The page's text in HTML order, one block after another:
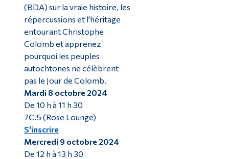
(BDA) sur la vraie histoire, les
répercussions et l'héritage
entourant Christophe
Colomb et apprenez
pourquoi les peuples
autochtones ne célèbrent
pas le Jour de Colomb.
Mardi 8 octobre 2024
De 10 h à 11 h 30
7C.5 (Rose Lounge)
S'inscrire
Mercredi 9 octobre 2024
De 12 h à 13 h 30